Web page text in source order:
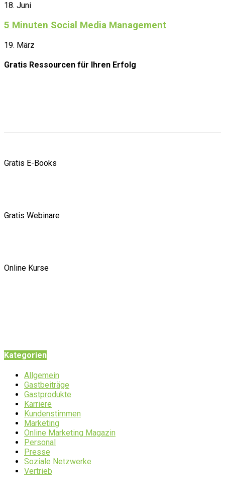
18. Juni
5 Minuten Social Media Management
19. März
Gratis Ressourcen für Ihren Erfolg
Gratis E-Books
Gratis Webinare
Online Kurse
Kategorien
Allgemein
Gastbeiträge
Gastprodukte
Karriere
Kundenstimmen
Marketing
Online Marketing Magazin
Personal
Presse
Soziale Netzwerke
Vertrieb